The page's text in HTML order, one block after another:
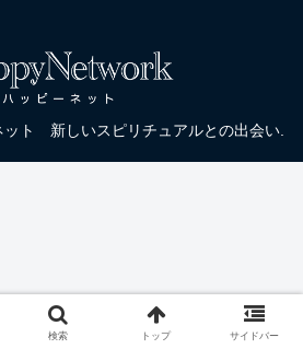
ト 新しいスピリチュアルとの出会い.
検索 トップ サイドバー